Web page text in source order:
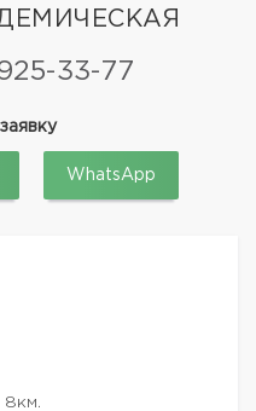
33-77
WhatsApp
8км.